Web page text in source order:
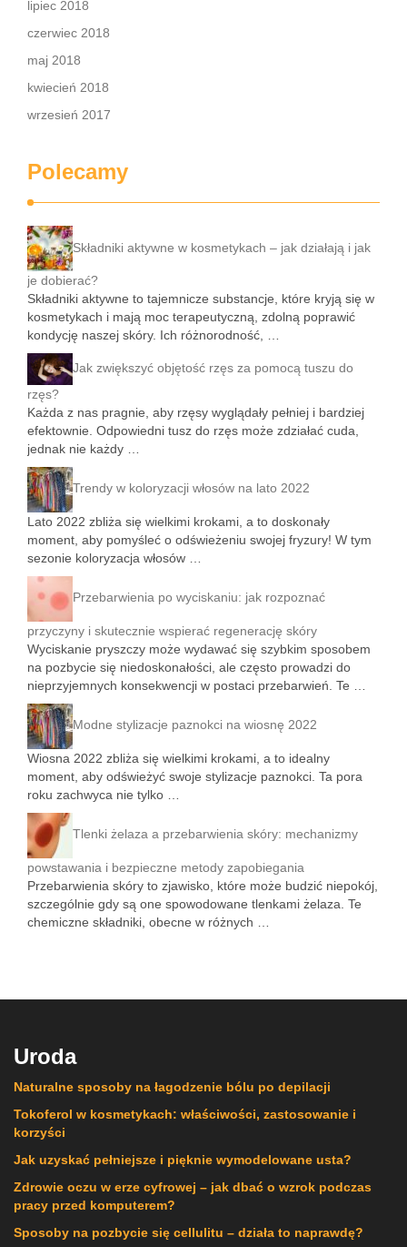
lipiec 2018
czerwiec 2018
maj 2018
kwiecień 2018
wrzesień 2017
Polecamy
Składniki aktywne w kosmetykach – jak działają i jak
je dobierać?
Składniki aktywne to tajemnicze substancje, które kryją się w
kosmetykach i mają moc terapeutyczną, zdolną poprawić
kondycję naszej skóry. Ich różnorodność, …
Jak zwiększyć objętość rzęs za pomocą tuszu do
rzęs?
Każda z nas pragnie, aby rzęsy wyglądały pełniej i bardziej
efektownie. Odpowiedni tusz do rzęs może zdziałać cuda,
jednak nie każdy …
Trendy w koloryzacji włosów na lato 2022
Lato 2022 zbliża się wielkimi krokami, a to doskonały
moment, aby pomyśleć o odświeżeniu swojej fryzury! W tym
sezonie koloryzacja włosów …
Przebarwienia po wyciskaniu: jak rozpoznać
przyczyny i skutecznie wspierać regenerację skóry
Wyciskanie pryszczy może wydawać się szybkim sposobem
na pozbycie się niedoskonałości, ale często prowadzi do
nieprzyjemnych konsekwencji w postaci przebarwień. Te …
Modne stylizacje paznokci na wiosnę 2022
Wiosna 2022 zbliża się wielkimi krokami, a to idealny
moment, aby odświeżyć swoje stylizacje paznokci. Ta pora
roku zachwyca nie tylko …
Tlenki żelaza a przebarwienia skóry: mechanizmy
powstawania i bezpieczne metody zapobiegania
Przebarwienia skóry to zjawisko, które może budzić niepokój,
szczególnie gdy są one spowodowane tlenkami żelaza. Te
chemiczne składniki, obecne w różnych …
Uroda
Naturalne sposoby na łagodzenie bólu po depilacji
Tokoferol w kosmetykach: właściwości, zastosowanie i
korzyści
Jak uzyskać pełniejsze i pięknie wymodelowane usta?
Zdrowie oczu w erze cyfrowej – jak dbać o wzrok podczas
pracy przed komputerem?
Sposoby na pozbycie się cellulitu – działa to naprawdę?